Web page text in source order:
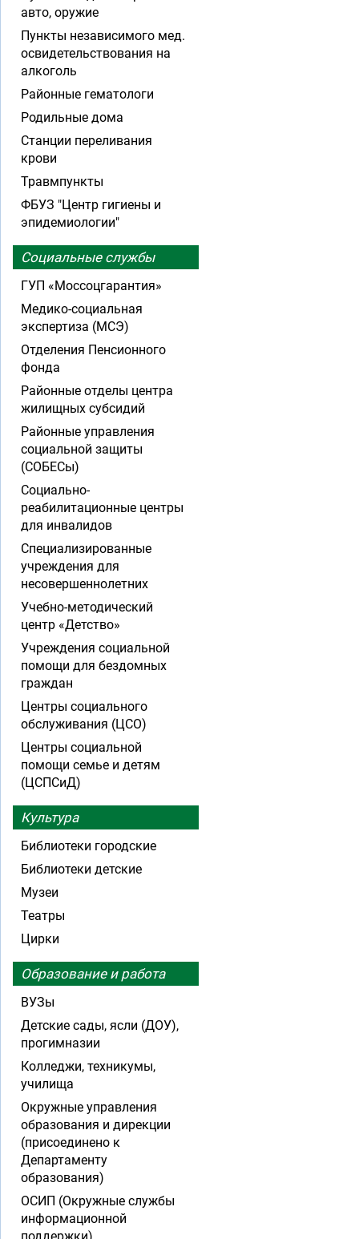
авто, оружие
Пункты независимого мед.
освидетельствования на
алкоголь
Районные гематологи
Родильные дома
Станции переливания
крови
Травмпункты
ФБУЗ "Центр гигиены и
эпидемиологии"
Социальные службы
ГУП «Моссоцгарантия»
Медико-социальная
экспертиза (МСЭ)
Отделения Пенсионного
фонда
Районные отделы центра
жилищных субсидий
Районные управления
социальной защиты
(СОБЕСы)
Социально-
реабилитационные центры
для инвалидов
Специализированные
учреждения для
несовершеннолетних
Учебно-методический
центр «Детство»
Учреждения социальной
помощи для бездомных
граждан
Центры социального
обслуживания (ЦСО)
Центры социальной
помощи семье и детям
(ЦСПСиД)
Культура
Библиотеки городские
Библиотеки детские
Музеи
Театры
Цирки
Образование и работа
ВУЗы
Детские сады, ясли (ДОУ),
прогимназии
Колледжи, техникумы,
училища
Окружные управления
образования и дирекции
(присоединено к
Департаменту
образования)
ОСИП (Окружные службы
информационной